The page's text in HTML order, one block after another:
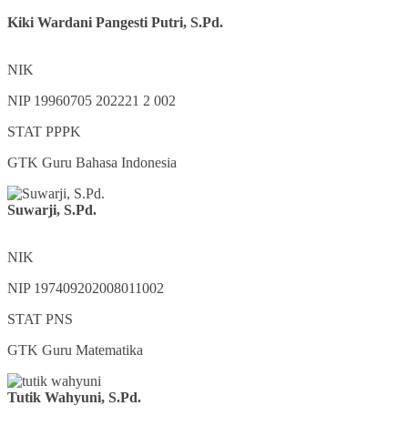
Kiki Wardani Pangesti Putri, S.Pd.
NIK
NIP 19960705 202221 2 002
STAT PPPK
GTK Guru Bahasa Indonesia
Suwarji, S.Pd.
NIK
NIP 197409202008011002
STAT PNS
GTK Guru Matematika
Tutik Wahyuni, S.Pd.